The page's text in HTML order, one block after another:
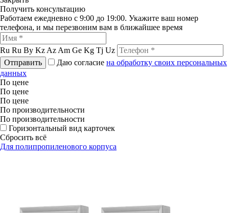
Получить консультацию
Работаем ежедневно с 9:00 до 19:00. Укажите ваш номер
телефона, и мы перезвоним вам в ближайшее время
Ru Ru By Kz Az Am Ge Kg Tj Uz
Отправить
Даю согласие на обработку своих персональных
данных
По цене
По цене
По цене
По производительности
По производительности
Горизонтальный вид карточек
Сбросить всё
Для полипропиленового корпуса